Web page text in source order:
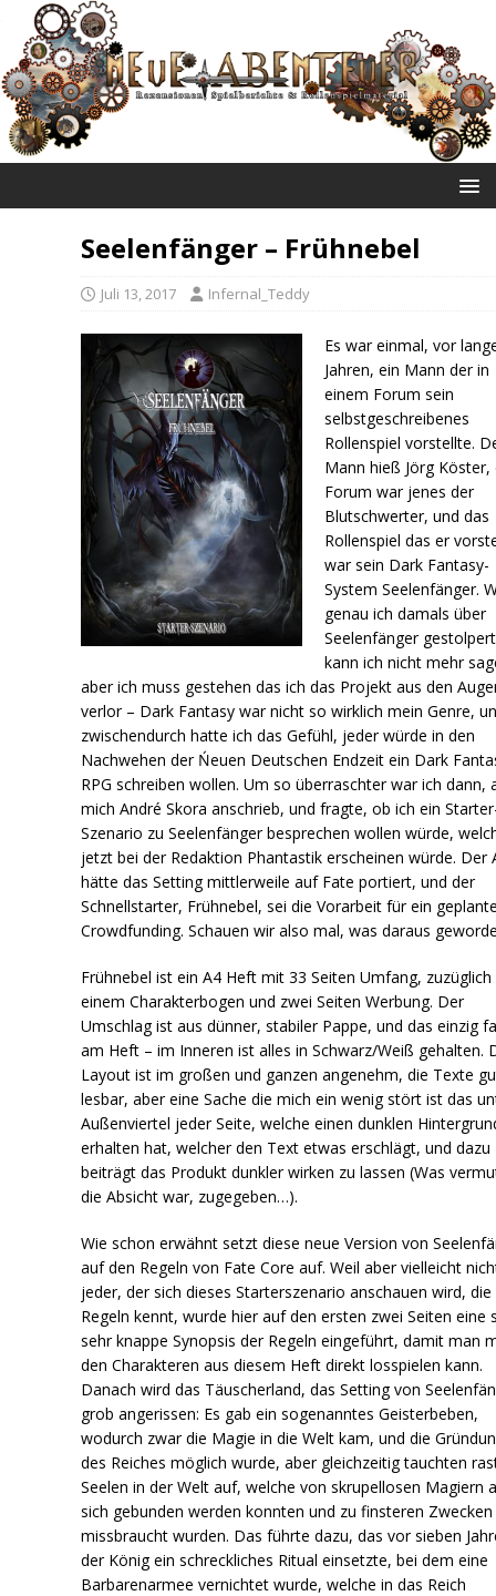
Seelenfänger – Frühnebel
Juli 13, 2017 Infernal_Teddy
Es war einmal, vor
Jahren, ein Mann der in
einem Forum sein
selbstgeschreibenes
Rollenspiel vorstellte.
Mann hieß Jörg Köster,
Forum war jenes der
Blutschwerter, und das
Rollenspiel das er
war sein Dark Fantasy-
System Seelenfänger.
genau ich damals über
Seelenfänger
kann ich nicht mehr
aber ich muss gestehen das ich das Projekt aus den
verlor – Dark Fantasy war nicht so wirklich mein Genre,
zwischendurch hatte ich das Gefühl, jeder würde in den
Nachwehen der Ńeuen Deutschen Endzeit ein Dark
RPG schreiben wollen. Um so überraschter war ich dann,
mich André Skora anschrieb, und fragte, ob ich ein
Szenario zu Seelenfänger besprechen wollen würde,
jetzt bei der Redaktion Phantastik erscheinen würde. Der
hätte das Setting mittlerweile auf Fate portiert, und der
Schnellstarter, Frühnebel, sei die Vorarbeit für ein
Crowdfunding. Schauen wir also mal, was daraus
Frühnebel ist ein A4 Heft mit 33 Seiten Umfang, zuzüglich
einem Charakterbogen und zwei Seiten Werbung. Der
Umschlag ist aus dünner, stabiler Pappe, und das einzig
am Heft – im Inneren ist alles in Schwarz/Weiß gehalten.
Layout ist im großen und ganzen angenehm, die Texte
lesbar, aber eine Sache die mich ein wenig stört ist das
Außenviertel jeder Seite, welche einen dunklen
erhalten hat, welcher den Text etwas erschlägt, und dazu
beiträgt das Produkt dunkler wirken zu lassen (Was
die Absicht war, zugegeben…).
Wie schon erwähnt setzt diese neue Version von
auf den Regeln von Fate Core auf. Weil aber vielleicht
jeder, der sich dieses Starterszenario anschauen wird, die
Regeln kennt, wurde hier auf den ersten zwei Seiten eine
sehr knappe Synopsis der Regeln eingeführt, damit man
den Charakteren aus diesem Heft direkt losspielen kann.
Danach wird das Täuscherland, das Setting von
grob angerissen: Es gab ein sogenanntes Geisterbeben,
wodurch zwar die Magie in die Welt kam, und die
des Reiches möglich wurde, aber gleichzeitig tauchten
Seelen in der Welt auf, welche von skrupellosen Magiern
sich gebunden werden konnten und zu finsteren Zwecken
missbraucht wurden. Das führte dazu, das vor sieben
der König ein schreckliches Ritual einsetzte, bei dem eine
Barbarenarmee vernichtet wurde, welche in das Reich